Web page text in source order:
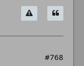
#768